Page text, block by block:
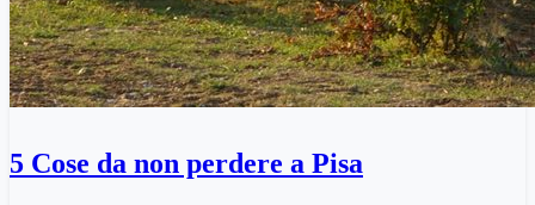
5 Cose da non perdere a Pisa